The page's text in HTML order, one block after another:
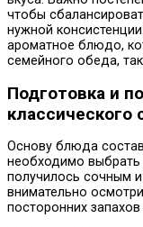
чтобы
нужной
ароматное блюдо,
семейного обеда,
Подготовка и
классического
Основу блюда
необходимо
получилось сочным
внимательно
посторонних запахов